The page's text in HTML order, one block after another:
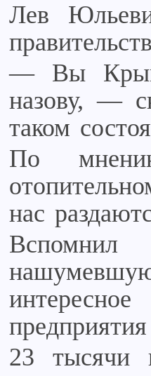
Лев
— Вы Крым
назову, —
таком
По
нас
23 тысячи